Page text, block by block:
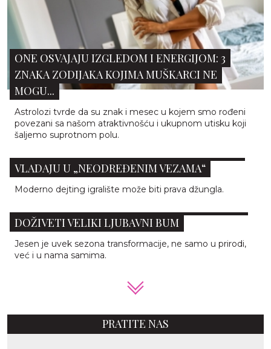
ONE OSVAJAJU IZGLEDOM I ENERGIJOM: 3
ZNAKA ZODIJAKA KOJIMA MUŠKARCI NE
MOGU...
Astrolozi tvrde da su znak i mesec u kojem smo rođeni
povezani sa našom atraktivnošću i ukupnom utisku koji
šaljemo suprotnom polu.
VLADAJU U „NEODREĐENIM VEZAMA“
Moderno dejting igralište može biti prava džungla.
DOŽIVETI VELIKI LJUBAVNI BUM
Jesen je uvek sezona transformacije, ne samo u prirodi,
već i u nama samima.
PRATITE NAS